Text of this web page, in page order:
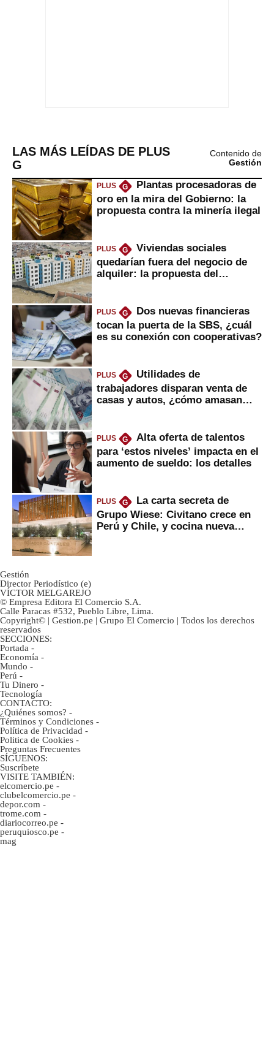
LAS MÁS LEÍDAS DE PLUS
G
Contenido de
Gestión
PLUS G
Plantas procesadoras de
oro en la mira del Gobierno: la
propuesta contra la minería ilegal
PLUS G
Viviendas sociales
quedarían fuera del negocio de
alquiler: la propuesta del
PLUS G
Dos nuevas financieras
tocan la puerta de la SBS, ¿cuál
es su conexión con cooperativas?
PLUS G
Utilidades de
trabajadores disparan venta de
casas y autos, ¿cómo amasan
PLUS G
Alta oferta de talentos
para ‘estos niveles’ impacta en el
aumento de sueldo: los detalles
PLUS G
La carta secreta de
Grupo Wiese: Civitano crece en
Perú y Chile, y cocina nueva
Gestión
Director Periodístico (e)
VÍCTOR MELGAREJO
© Empresa Editora El Comercio S.A.
Calle Paracas #532, Pueblo Libre, Lima.
Copyright© | Gestion.pe | Grupo El Comercio | Todos los derechos
reservados
SECCIONES:
Portada -
Economía -
Mundo -
Perú -
Tu Dinero -
Tecnología
CONTACTO:
¿Quiénes somos? -
Términos y Condiciones -
Política de Privacidad -
Politica de Cookies -
Preguntas Frecuentes
SÍGUENOS:
Suscríbete
VISITE TAMBIÉN:
elcomercio.pe -
clubelcomercio.pe -
depor.com -
trome.com -
diariocorreo.pe -
peruquiosco.pe -
mag